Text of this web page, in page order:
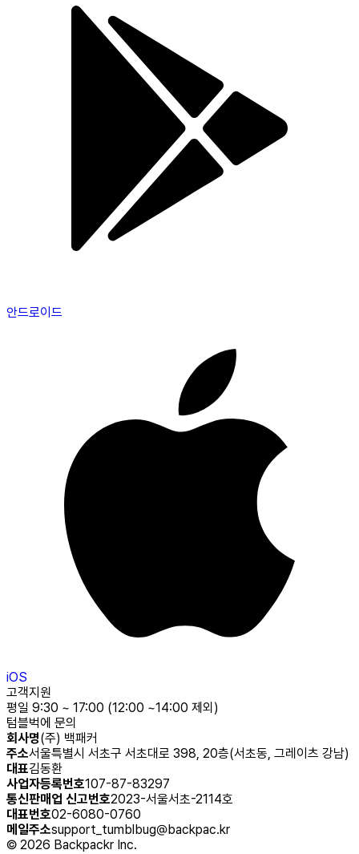
안드로이드
iOS
고객지원
평일 9:30 ~ 17:00 (12:00 ~14:00 제외)
텀블벅에 문의
회사명(주) 백패커
주소서울특별시 서초구 서초대로 398, 20층(서초동, 그레이츠 강남)
대표김동환
사업자등록번호107-87-83297
통신판매업 신고번호2023-서울서초-2114호
대표번호02-6080-0760
메일주소support_tumblbug@backpac.kr
© 2026 Backpackr Inc.